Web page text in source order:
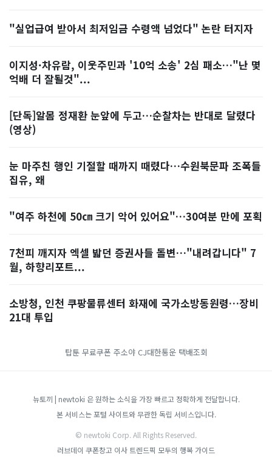
"실업급여 받아서 최저임금 수령액 넘었다" 논란 터지자
이지성·차유람, 이웃주민과 '10억 소송' 2심 패소…"난 몇
억배 더 잘될것"...
[단독]알몸 정재환 눈앞에 두고…순찰차는 반대로 달렸다
(영상)
눈 마주친 행인 기절할 때까지 때렸다…수원북문파 조폭들
집유, 왜
"여주 하천에 50㎝ 크기 악어 있어요"…30여분 만에 포획
7천피 깨지자 엑셀 밟던 증권사들 돌변…"내려갑니다" 7
월, 하향리포트...
소방청, 인천 쿠팡물류센터 화재에 국가소방동원령…장비
21대 투입
탑툰 무료쿠폰 주소야 CJ대한통운 택배조회
뉴토끼 | newtoki 은 원하는 소식을 가장 빠르고 정확하게 전달합니다.
본 서비스는 포털 사이트와 무관한 독립 서비스입니다.
© newtoki Corp. All Rights Reserved.
러브데이 쿠폰창고 이사 트렌드픽 모두의 행복 가이드